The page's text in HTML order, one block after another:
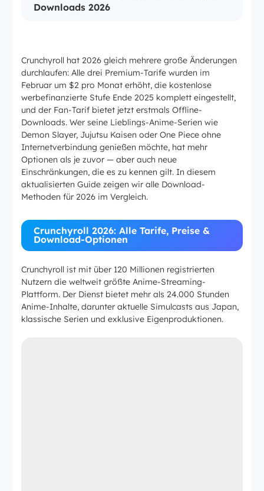
Downloads 2026
Crunchyroll hat 2026 gleich mehrere große Änderungen
durchlaufen: Alle drei Premium-Tarife wurden im
Februar um $2 pro Monat erhöht, die kostenlose
werbefinanzierte Stufe Ende 2025 komplett eingestellt,
und der Fan-Tarif bietet jetzt erstmals Offline-
Downloads. Wer seine Lieblings-Anime-Serien wie
Demon Slayer, Jujutsu Kaisen oder One Piece ohne
Internetverbindung genießen möchte, hat mehr
Optionen als je zuvor — aber auch neue
Einschränkungen, die es zu kennen gilt. In diesem
aktualisierten Guide zeigen wir alle Download-
Methoden für 2026 im Vergleich.
Crunchyroll 2026: Alle Tarife, Preise &
Download-Optionen
Crunchyroll ist mit über 120 Millionen registrierten
Nutzern die weltweit größte Anime-Streaming-
Plattform. Der Dienst bietet mehr als 24.000 Stunden
Anime-Inhalte, darunter aktuelle Simulcasts aus Japan,
klassische Serien und exklusive Eigenproduktionen.